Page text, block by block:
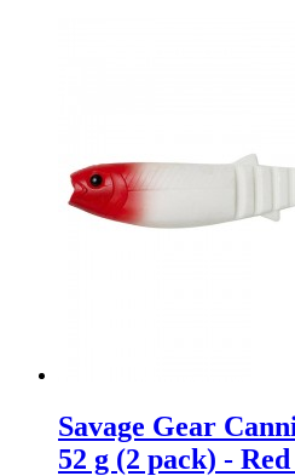
Savage Gear
52 g (2 pack) -